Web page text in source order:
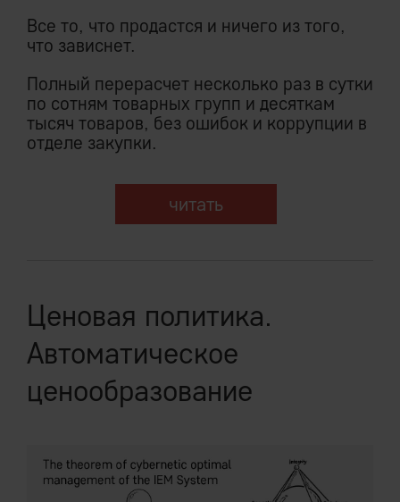
Все то, что продастся и ничего из того,
что зависнет.
Полный перерасчет несколько раз в сутки
по сотням товарных групп и десяткам
тысяч товаров, без ошибок и коррупции в
отделе закупки.
читать
Ценовая политика.
Автоматическое
ценообразование